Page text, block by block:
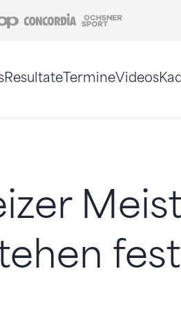
Coop Concordia
ResultateTermineVideos
fest